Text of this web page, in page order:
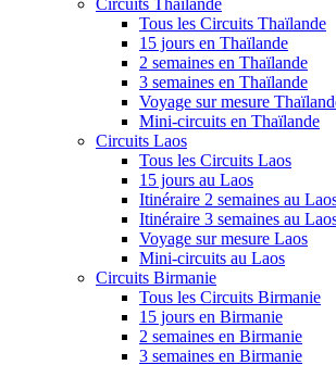
Circuits Thaïlande
Tous les Circuits Thaïlande
15 jours en Thaïlande
2 semaines en Thaïlande
3 semaines en Thaïlande
Voyage sur mesure
Mini-circuits en Thaïlande
Circuits Laos
Tous les Circuits Laos
15 jours au Laos
Itinéraire 2 semaines au
Itinéraire 3 semaines au
Voyage sur mesure Laos
Mini-circuits au Laos
Circuits Birmanie
Tous les Circuits Birmanie
15 jours en Birmanie
2 semaines en Birmanie
3 semaines en Birmanie